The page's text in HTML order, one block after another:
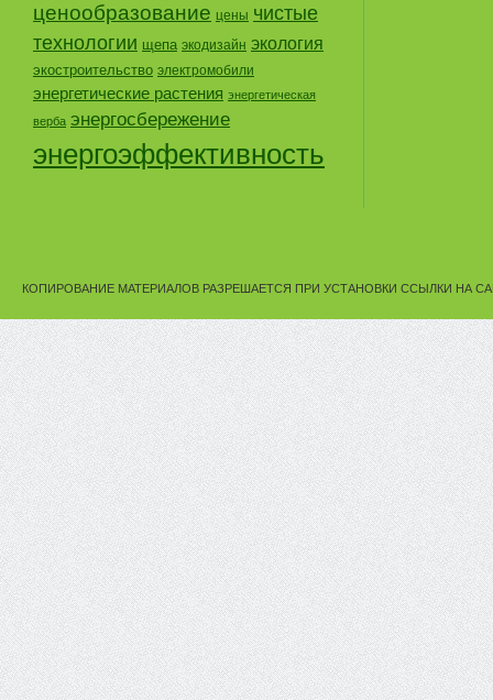
ценообразование цены чистые
технологии щепа экодизайн экология
экостроительство электромобили
энергетические растения энергетическая
верба энергосбережение
энергоэффективность
КОПИРОВАНИЕ МАТЕРИАЛОВ РАЗРЕШАЕТСЯ ПРИ УСТАНОВКИ ССЫЛКИ НА САЙТ